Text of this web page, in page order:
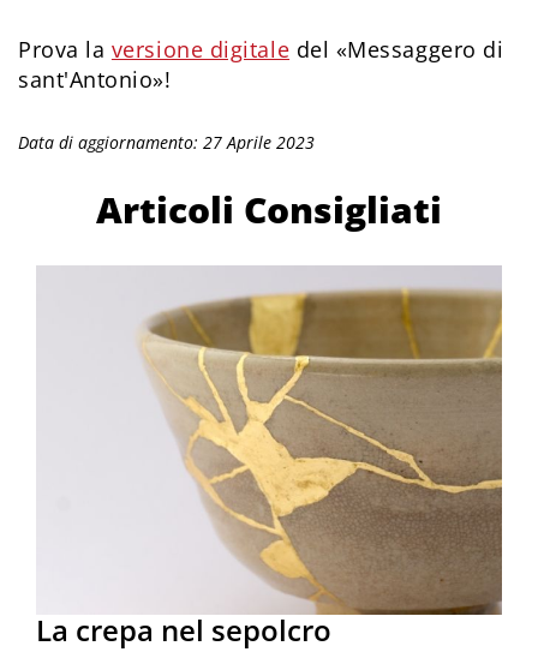
Prova la versione digitale del «Messaggero di
sant'Antonio»!
Data di aggiornamento: 27 Aprile 2023
Articoli Consigliati
La crepa nel sepolcro